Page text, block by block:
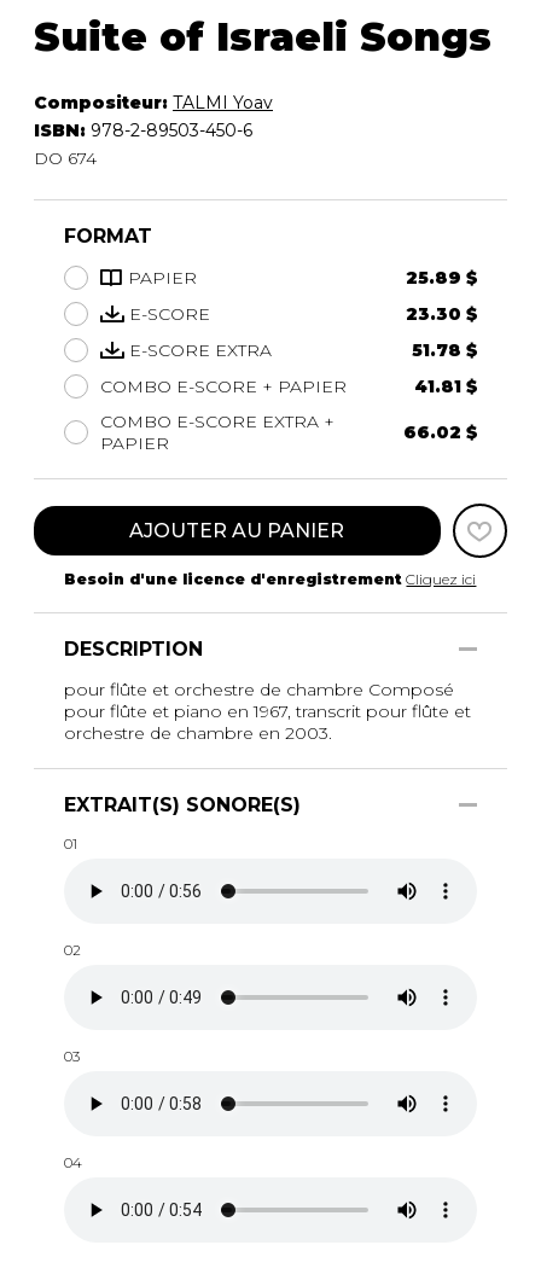
Suite of Israeli Songs
Compositeur: TALMI Yoav
ISBN: 978-2-89503-450-6
DO 674
FORMAT
PAPIER
25.89 $
E-SCORE
23.30 $
E-SCORE EXTRA
51.78 $
COMBO E-SCORE + PAPIER
41.81 $
COMBO E-SCORE EXTRA +
PAPIER
66.02 $
AJOUTER AU PANIER
Besoin d'une licence d'enregistrement Cliquez ici
DESCRIPTION
pour flûte et orchestre de chambre Composé
pour flûte et piano en 1967, transcrit pour flûte et
orchestre de chambre en 2003.
EXTRAIT(S) SONORE(S)
01
02
03
04